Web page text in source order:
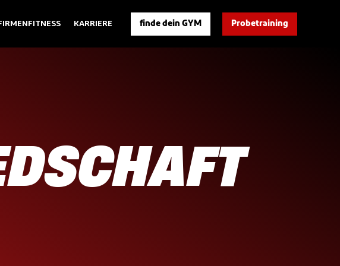
FIRMENFITNESS KARRIERE finde dein GYM Probetraining